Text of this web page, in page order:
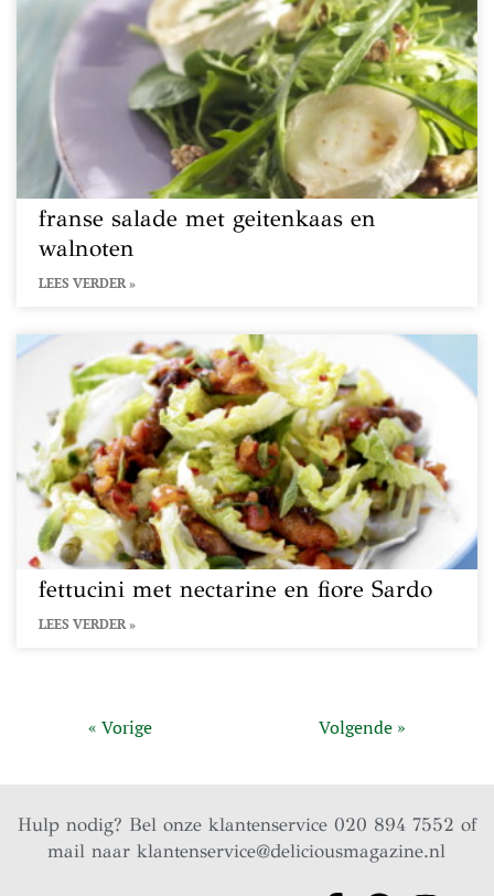
franse salade met geitenkaas en
walnoten
LEES VERDER »
fettucini met nectarine en fiore Sardo
LEES VERDER »
« Vorige Volgende »
Hulp nodig? Bel onze klantenservice 020 894 7552 of
mail naarklantenservice@deliciousmagazine.nl